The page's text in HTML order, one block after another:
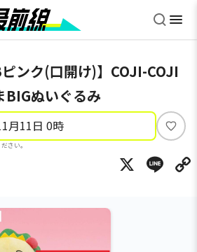
ピンク(口開け)】COJI-COJI
BIGぬいぐるみ
月11日 0時
さい。
い
ね
X